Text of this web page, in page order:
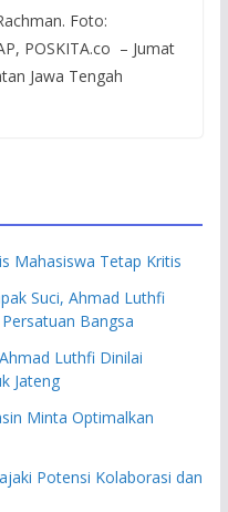
Foto:
POSKITA.co – Jumat
Jawa Tengah
Mahasiswa Tetap Kritis
Suci, Ahmad Luthfi
Bangsa
Luthfi Dinilai
Jateng
Minta Optimalkan
Potensi Kolaborasi dan